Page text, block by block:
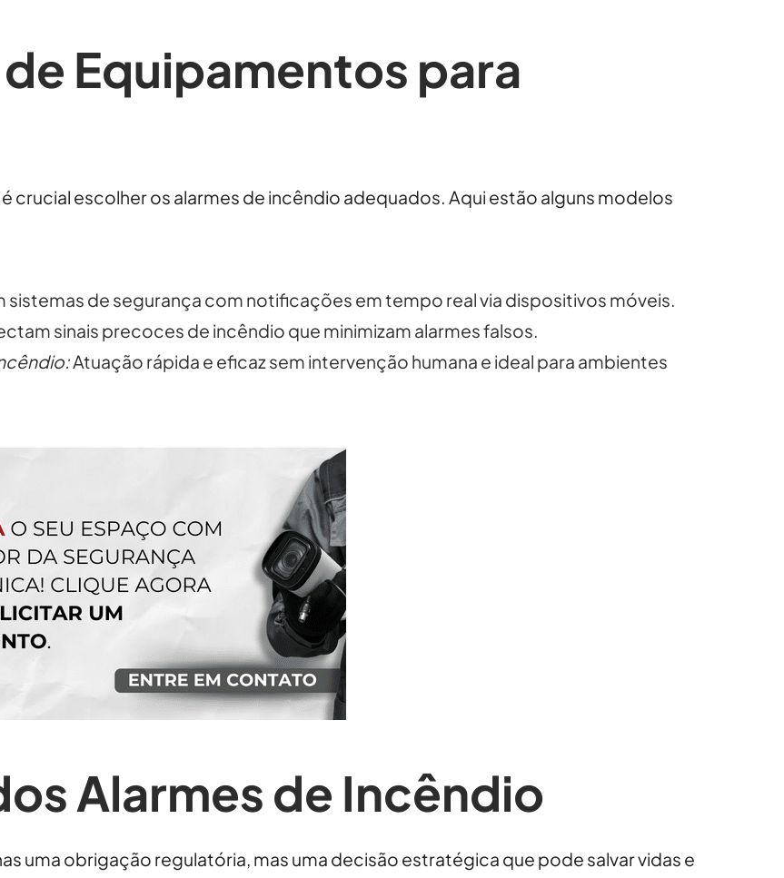
Equipamentos para
crucial escolher os alarmes de incêndio adequados. Aqui estão alguns modelos
sistemas de segurança com notificações em tempo real via dispositivos móveis.
sinais precoces de incêndio que minimizam alarmes falsos.
Atuação rápida e eficaz sem intervenção humana e ideal para ambientes
Alarmes de Incêndio
uma obrigação regulatória, mas uma decisão estratégica que pode salvar vidas e